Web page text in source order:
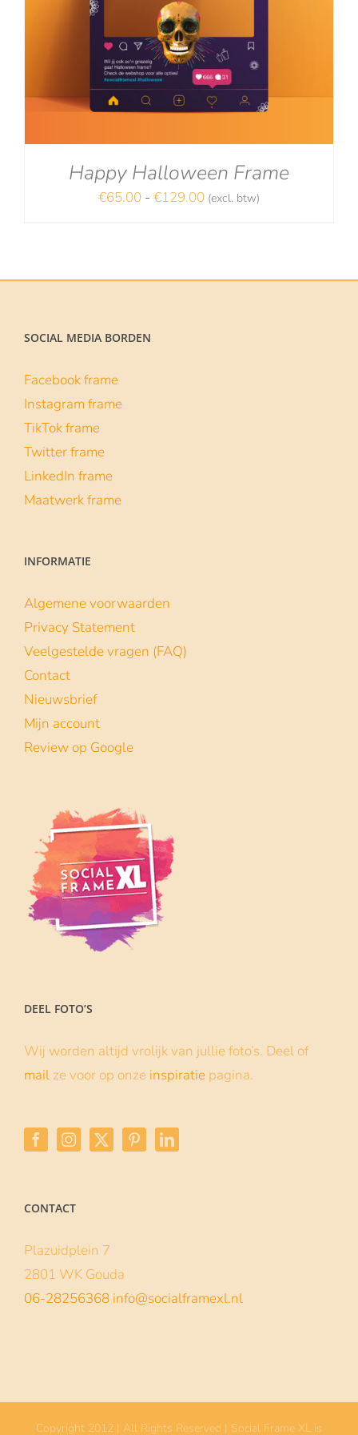
Happy Halloween Frame
€65.00 - €129.00Prijsklasse:
(excl. btw)
SOCIAL MEDIA BORDEN
Facebook frame
Instagram frame
TikTok frame
Twitter frame
LinkedIn frame
Maatwerk frame
INFORMATIE
Algemene voorwaarden
Privacy Statement
Veelgestelde vragen (FAQ)
Contact
Nieuwsbrief
Mijn account
Review op Google
DEEL FOTO’S
Wij worden altijd vrolijk van jullie foto’s. Deel of
mail ze voor op onze inspiratie pagina.
CONTACT
Plazuidplein 7
2801 WK Gouda
06-28256368 info@socialframexl.nl
Copyright 2012 | All Rights Reserved | Social Frame XL is